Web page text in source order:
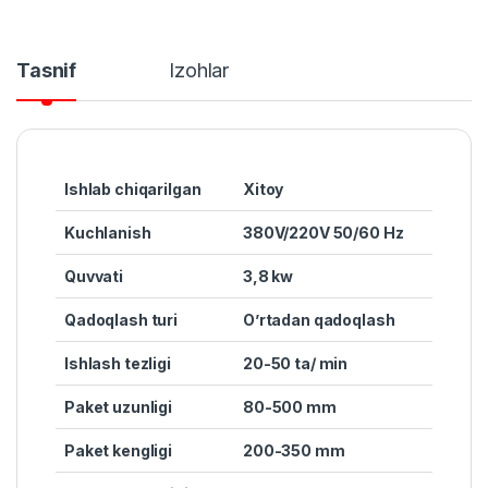
Tasnif Izohlar
Ishlab chiqarilgan Xitoy
Kuchlanish 380V/220V 50/60 Hz
Quvvati 3,8 kw
Qadoqlash turi O’rtadan qadoqlash
Ishlash tezligi 20-50 ta/ min
Paket uzunligi 80-500 mm
Paket kengligi 200-350 mm